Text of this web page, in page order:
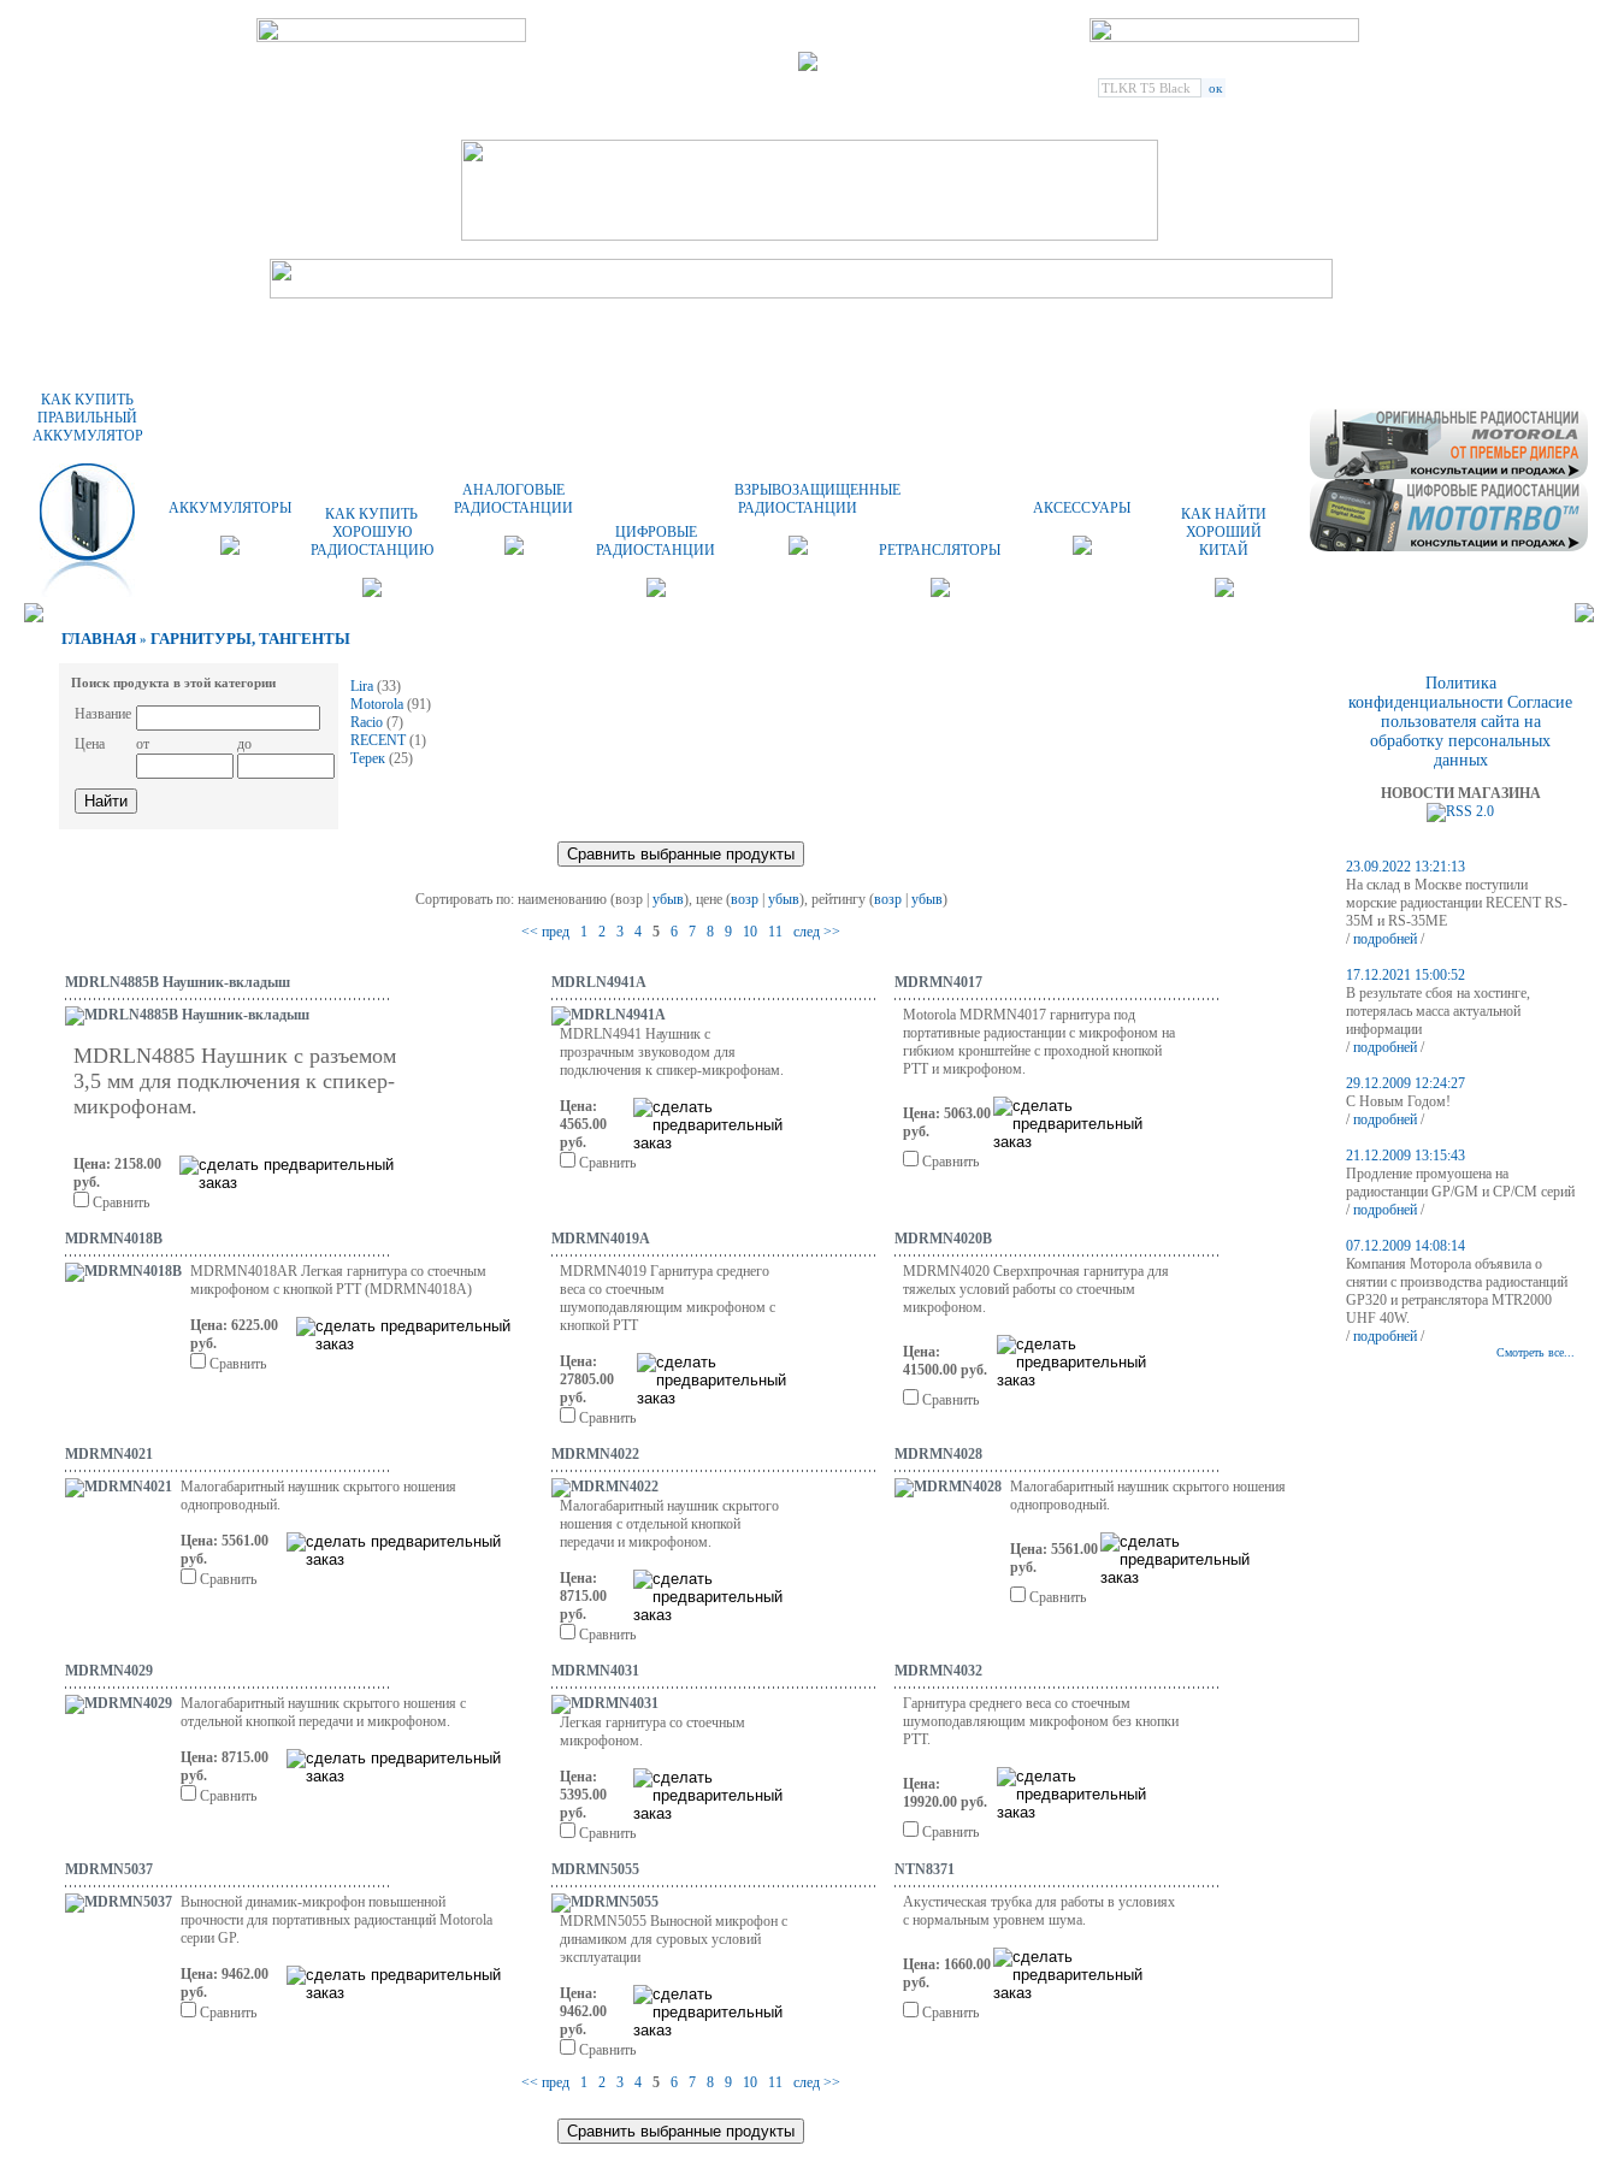
Введите наименование
КАК КУПИТЬ
ПРАВИЛЬНЫЙ
АККУМУЛЯТОР
АККУМУЛЯТОРЫ
КАК КУПИТЬ
ХОРОШУЮ
РАДИОСТАНЦИЮ
АНАЛОГОВЫЕ
РАДИОСТАНЦИИ
ЦИФРОВЫЕ
РАДИОСТАНЦИИ
ВЗРЫВОЗАЩИЩЕННЫЕ
РАДИОСТАНЦИИ
РЕТРАНСЛЯТОРЫ
АКСЕССУАРЫ
КАК НАЙТИ
ХОРОШИЙ
КИТАЙ
ГЛАВНАЯ » ГАРНИТУРЫ, ТАНГЕНТЫ
Поиск продукта в этой категории
Название
Цена
от до
Lira (33)
Motorola (91)
Racio (7)
RECENT(1)
Терек (25)
Сортировать по: наименованию (возр | убыв), цене (возр| убыв), рейтингу (возр| убыв)
<< пред
1 2 3 4 5 6 7 8 9 10 11 след >>
MDRLN4885B Наушник-вкладыш
MDRLN4885 Наушник с разъемом
3,5 мм для подключения к спикер-
микрофонам.
Цена: 2158.00
руб.
Сравнить
MDRLN4941A
MDRLN4941 Наушник с
прозрачным звуководом для
подключения к спикер-микрофонам.
Цена:
4565.00
руб.
Сравнить
MDRMN4017
Motorola MDRMN4017 гарнитура под
портативные радиостанции с микрофоном на
гибкиом кронштейне с проходной кнопкой
РТТ и микрофоном.
Цена: 5063.00
руб.
Сравнить
MDRMN4018B
MDRMN4018AR Легкая гарнитура со стоечным
микрофоном с кнопкой PTT (MDRMN4018A)
Цена: 6225.00
руб.
Сравнить
MDRMN4019A
MDRMN4019 Гарнитура среднего
веса со стоечным
шумоподавляющим микрофоном с
кнопкой PTT
Цена:
27805.00
руб.
Сравнить
MDRMN4020B
MDRMN4020 Сверхпрочная гарнитура для
тяжелых условий работы со стоечным
микрофоном.
Цена:
41500.00 руб.
Сравнить
MDRMN4021
Малогабаритный наушник скрытого ношения
однопроводный.
Цена: 5561.00
руб.
Сравнить
MDRMN4022
Малогабаритный наушник скрытого
ношения c отдельной кнопкой
передачи и микрофоном.
Цена:
8715.00
руб.
Сравнить
MDRMN4028
Малогабаритный наушник скрытого ношения
однопроводный.
Цена: 5561.00
руб.
Сравнить
MDRMN4029
Малогабаритный наушник скрытого ношения c
отдельной кнопкой передачи и микрофоном.
Цена: 8715.00
руб.
Сравнить
MDRMN4031
Легкая гарнитура со стоечным
микрофоном.
Цена:
5395.00
руб.
Сравнить
MDRMN4032
Гарнитура среднего веса со стоечным
шумоподавляющим микрофоном без кнопки
PTT.
Цена:
19920.00 руб.
Сравнить
MDRMN5037
Выносной динамик-микрофон повышенной
прочности для портативных радиостанций Motorola
серии GP.
Цена: 9462.00
руб.
Сравнить
MDRMN5055
MDRMN5055 Выносной микрофон с
динамиком для суровых условий
эксплуатации
Цена:
9462.00
руб.
Сравнить
NTN8371
Акустическая трубка для работы в условиях
с нормальным уровнем шума.
Цена: 1660.00
руб.
Сравнить
<< пред 1 2 3 4 5 6 7 8 9 10 11 след >>
Политика
конфиденциальности Согласие
пользователя сайта на
обработку персональных
данных
НОВОСТИ МАГАЗИНА
23.09.2022 13:21:13
На склад в Москве поступили
морские радиостанции RECENT RS-
35M и RS-35ME
/подробней /
17.12.2021 15:00:52
В результате сбоя на хостинге,
потерялась масса актуальной
информации
/подробней /
29.12.2009 12:24:27
С Новым Годом!
/подробней /
21.12.2009 13:15:43
Продление промуошена на
радиостанции GP/GM и CP/CM серий
/подробней /
07.12.2009 14:08:14
Компания Моторола объявила о
снятии с производства радиостанций
GP320 и ретранслятора MTR2000
UHF 40W.
/подробней /
Смотреть все...